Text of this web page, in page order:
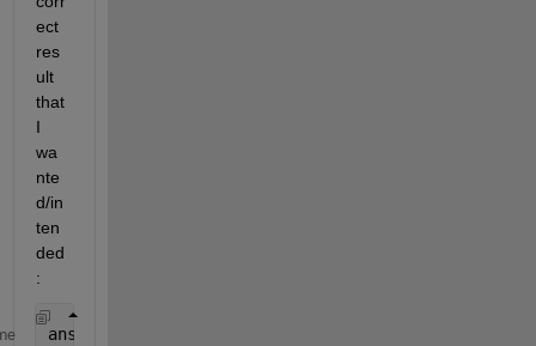
ect
res
ult
that
I
wa
nte
d/in
ten
ded
:
ans(:,:,1) =